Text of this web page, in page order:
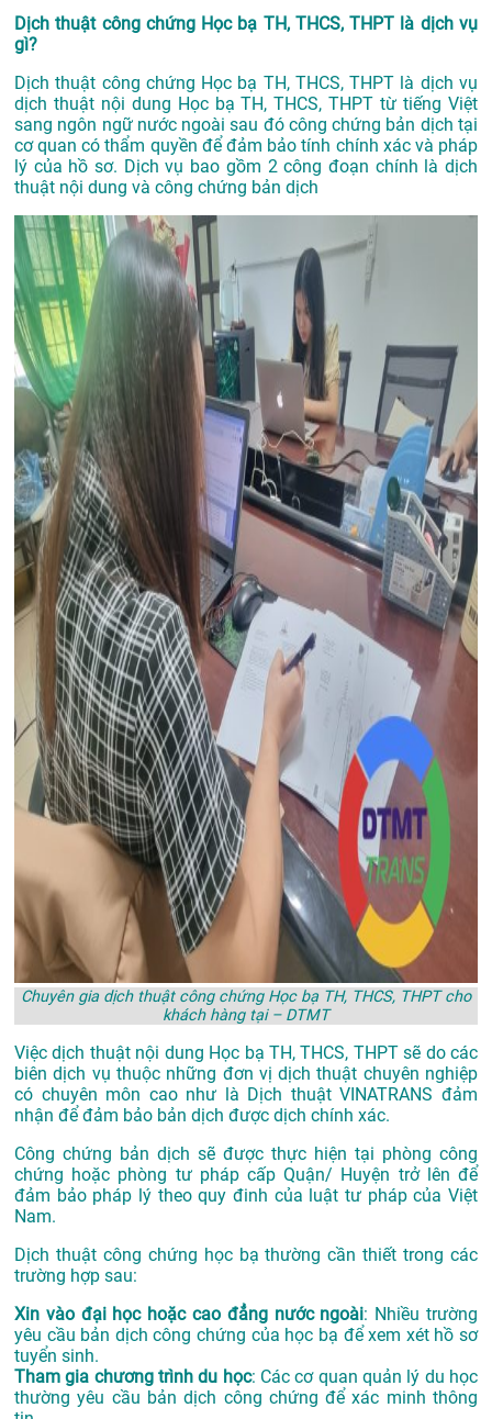
Dịch thuật công chứng Học bạ TH, THCS, THPT là dịch vụ
gì?
Dịch thuật công chứng Học bạ TH, THCS, THPT là dịch vụ
dịch thuật nội dung Học bạ TH, THCS, THPT từ tiếng Việt
sang ngôn ngữ nước ngoài sau đó công chứng bản dịch tại
cơ quan có thẩm quyền để đảm bảo tính chính xác và pháp
lý của hồ sơ. Dịch vụ bao gồm 2 công đoạn chính là dịch
thuật nội dung và công chứng bản dịch
Chuyên gia dịch thuật công chứng Học bạ TH, THCS, THPT cho
khách hàng tại – DTMT
Việc dịch thuật nội dung Học bạ TH, THCS, THPT sẽ do các
biên dịch vụ thuộc những đơn vị dịch thuật chuyên nghiệp
có chuyên môn cao như là Dịch thuật VINATRANSđảm
nhận để đảm bảo bản dịch được dịch chính xác.
Công chứng bản dịch sẽ được thực hiện tại phòng công
chứng hoặc phòng tư pháp cấp Quận/ Huyện trở lên để
đảm bảo pháp lý theo quy đinh của luật tư pháp của Việt
Nam.
Dịch thuật công chứng học bạ thường cần thiết trong các
trường hợp sau:
Xin vào đại học hoặc cao đẳng nước ngoài: Nhiều trường
yêu cầu bản dịch công chứng của học bạ để xem xét hồ sơ
tuyển sinh.
Tham gia chương trình du học: Các cơ quan quản lý du học
thường yêu cầu bản dịch công chứng để xác minh thông